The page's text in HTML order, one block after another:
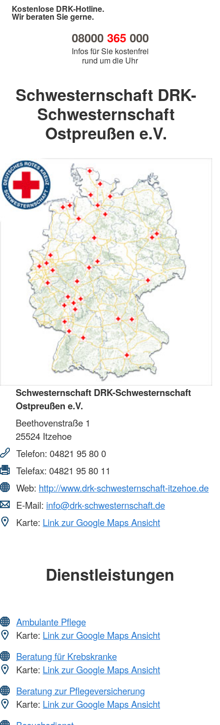
Kostenlose DRK-Hotline.
Wir beraten Sie gerne.
08000 365000
Infos für Sie kostenfrei
rund um die Uhr
Schwesternschaft DRK-
Schwesternschaft
Ostpreußen e.V.
Schwesternschaft DRK-Schwesternschaft
Ostpreußen e.V.
Beethovenstraße 1
25524 Itzehoe
Telefon: 04821 95 80 0
Telefax: 04821 95 80 11
Web: http://www.drk-schwesternschaft-itzehoe.de
E-Mail: info@drk-schwesternschaft.de
Karte: Link zur Google Maps Ansicht
Dienstleistungen
Ambulante Pflege
Karte: Link zur Google Maps Ansicht
Beratung für Krebskranke
Karte: Link zur Google Maps Ansicht
Beratung zur Pflegeversicherung
Karte: Link zur Google Maps Ansicht